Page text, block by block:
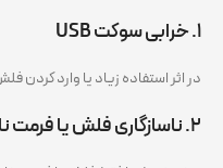
۱. خرابی سوکت USB
در اثر استفاده زیاد یا وارد
۲. ناسازگاری فلش یا فرمت نادرست